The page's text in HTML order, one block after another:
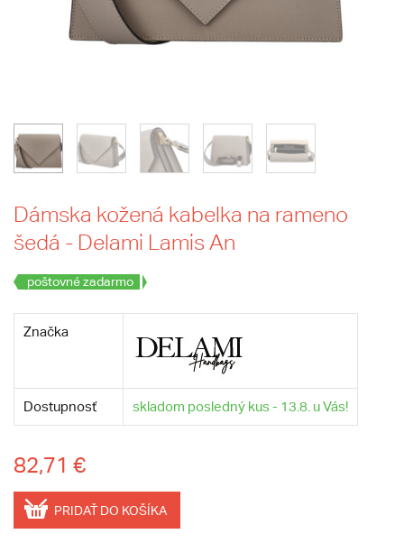
Dámska kožená kabelka na rameno
šedá - Delami Lamis An
poštovné zadarmo
Značka
Dostupnosť skladom posledný kus - 13.8. u Vás!
82,71 €
PRIDAŤ DO KOŠÍKA